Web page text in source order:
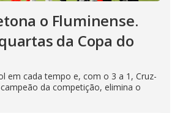
o Fluminense.
da Copa do
em cada tempo e, com o 3 a 1, Cruz-
da competição, elimina o